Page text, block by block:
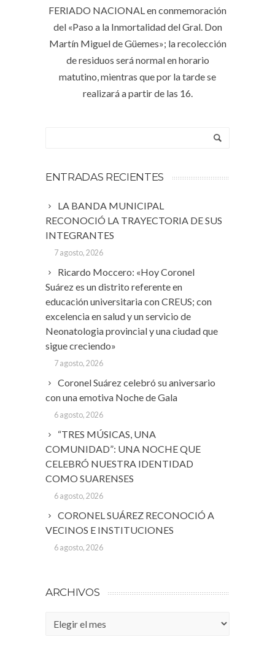
FERIADO NACIONAL en conmemoración
del «Paso a la Inmortalidad del Gral. Don
Martín Miguel de Güemes»; la recolección
de residuos será normal en horario
matutino, mientras que por la tarde se
realizará a partir de las 16.
ENTRADAS RECIENTES
LA BANDA MUNICIPAL
RECONOCIÓ LA TRAYECTORIA DE SUS
INTEGRANTES
7 agosto, 2026
Ricardo Moccero: «Hoy Coronel
Suárez es un distrito referente en
educación universitaria con CREUS; con
excelencia en salud y un servicio de
Neonatologia provincial y una ciudad que
sigue creciendo»
7 agosto, 2026
Coronel Suárez celebró su aniversario
con una emotiva Noche de Gala
6 agosto, 2026
“TRES MÚSICAS, UNA
COMUNIDAD”: UNA NOCHE QUE
CELEBRÓ NUESTRA IDENTIDAD
COMO SUARENSES
6 agosto, 2026
CORONEL SUÁREZ RECONOCIÓ A
VECINOS E INSTITUCIONES
6 agosto, 2026
ARCHIVOS
Archivos